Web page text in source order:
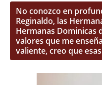
No conozco en
Reginaldo, las
Hermanas Dominicas
valores que me
valiente, creo que